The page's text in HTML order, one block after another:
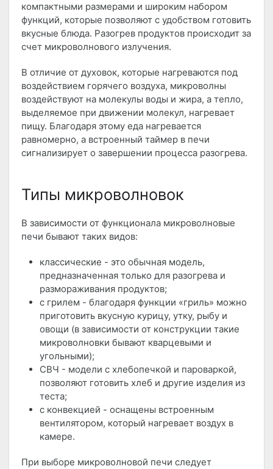
компактными размерами и широким набором
функций, которые позволяют с удобством готовить
вкусные блюда. Разогрев продуктов происходит за
счет микроволнового излучения.
В отличие от духовок, которые нагреваются под
воздействием горячего воздуха, микроволны
воздействуют на молекулы воды и жира, а тепло,
выделяемое при движении молекул, нагревает
пищу. Благодаря этому еда нагревается
равномерно, а встроенный таймер в печи
сигнализирует о завершении процесса разогрева.
Типы микроволновок
В зависимости от функционала микроволновые
печи бывают таких видов:
классические - это обычная модель,
предназначенная только для разогрева и
размораживания продуктов;
с грилем - благодаря функции «гриль» можно
приготовить вкусную курицу, утку, рыбу и
овощи (в зависимости от конструкции такие
микроволновки бывают кварцевыми и
угольными);
СВЧ - модели с хлебопечкой и пароваркой,
позволяют готовить хлеб и другие изделия из
теста;
с конвекцией - оснащены встроенным
вентилятором, который нагревает воздух в
камере.
При выборе микроволновой печи следует